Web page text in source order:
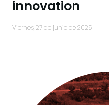
innovation
viernes, 27 de junio de 2025